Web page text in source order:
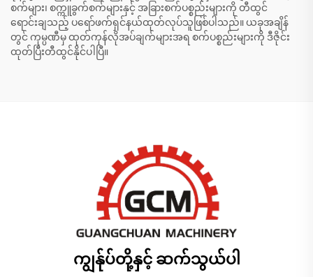
စက်များ၊ စက္ကူခွက်စက်များနှင့် အခြားစက်ပစ္စည်းများကို တီထွင်
ရောင်းချသည့် ပရော်ဖက်ရှင်နယ်ထုတ်လုပ်သူဖြစ်ပါသည်။ ယခုအချိန်
တွင် ကုမ္ပဏီမှ ထုတ်ကုန်လိုအပ်ချက်များအရ စက်ပစ္စည်းများကို ဒီဇိုင်း
ထုတ်ပြီးတီထွင်နိုင်ပါပြီ။
ကျွန်ုပ်တို့နှင့် ဆက်သွယ်ပါ